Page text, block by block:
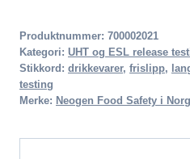
Produktnummer: 700002021
Kategori: UHT og ESL release
Stikkord: drikkevarer, frislipp,
testing
Merke: Neogen Food Safety i